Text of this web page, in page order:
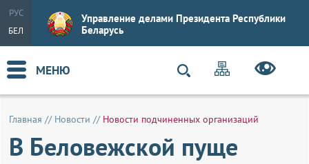
РУС
БЕЛ
Управление делами Президента Республики
Беларусь
МЕНЮ
Главная // Новости // Новости подчиненных организаций
В Беловежской пуще